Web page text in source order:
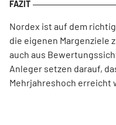
Nordex ist auf dem
die eigenen Margenziele
auch aus
Anleger setzen darauf,
Mehrjahreshoch erreicht